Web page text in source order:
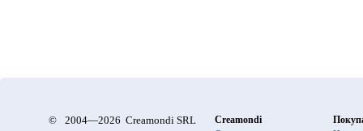
© 2004—2026 Creamondi SRL
Creamondi